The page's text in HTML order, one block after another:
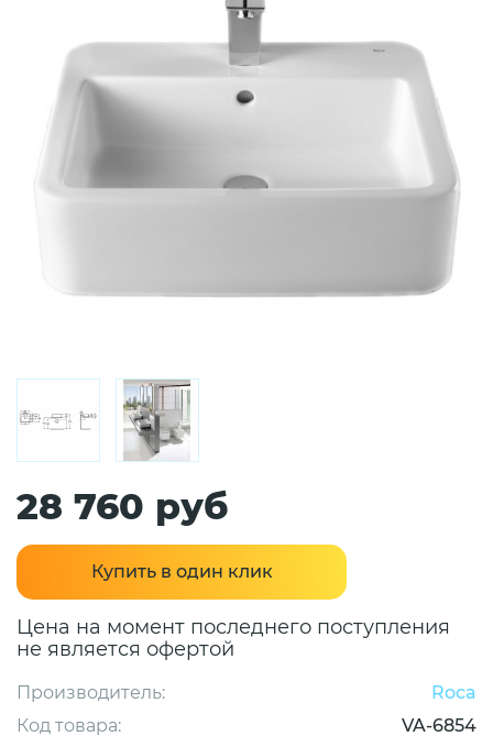
28 760 руб
Купить в один клик
Цена на момент последнего поступления
не является офертой
Производитель:
Roca
Код товара:
VA-6854